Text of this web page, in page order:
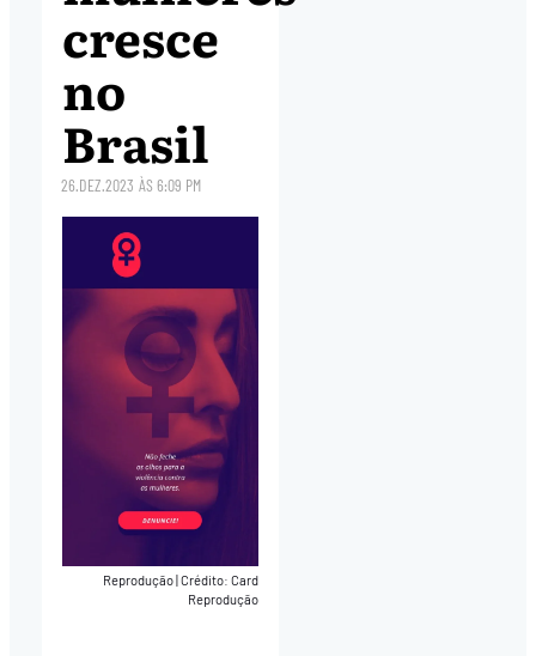
cresce
no
Brasil
26.DEZ.2023 ÀS6:09 PM
Reprodução|Crédito: Card
Reprodução